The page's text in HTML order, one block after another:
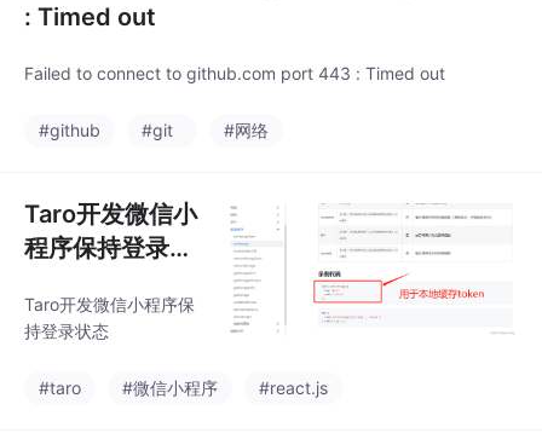
: Timed out
Failed to connect to github.com port 443 : Timed out
#github #git #网络
Taro开发微信小
程序保持登录状
Taro开发微信小程序保
持登录状态
#taro #微信小程序 #react.js